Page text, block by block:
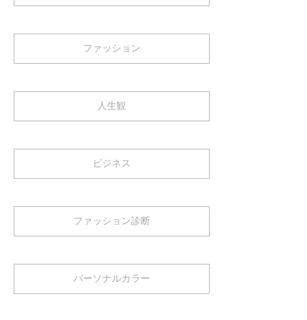
ファッション
人生観
ビジネス
ファッション診断
パーソナルカラー